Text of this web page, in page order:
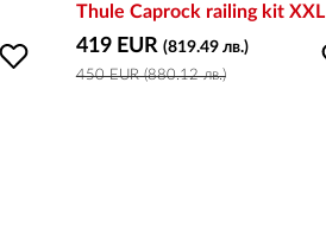
Thule Caprock railing kit XXL
419 EUR (819.49 лв.)
450 EUR (880.12 лв.)